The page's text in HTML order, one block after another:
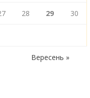
28 29 30
Вересень »